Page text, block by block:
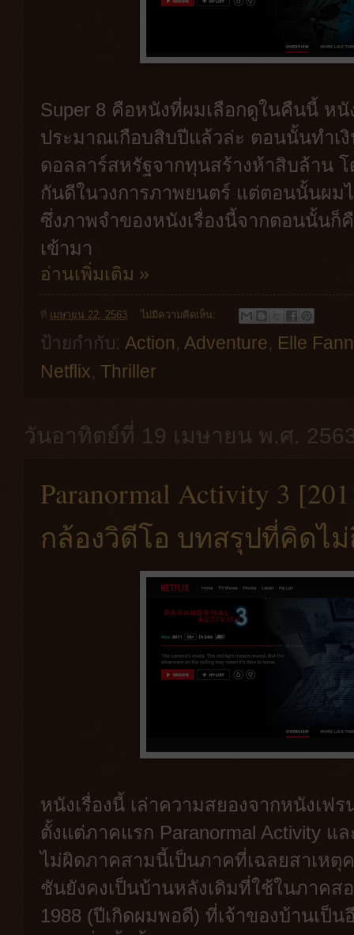
Super 8 คือหนังที่ผมเลือกดูในคืนนี้ หนั
ประมาณเกือบสิบปีแล้วล่ะ ตอนนั้นทำเ
ดอลลาร์สหรัฐจากทุนสร้างห้าสิบล้าน
กันดีในวงการภาพยนตร์ แต่ตอนนั้นผม
ซึ่งภาพจำของหนังเรื่องนี้จากตอนนั้นก็
เข้ามา
อ่านเพิ่มเติม »
ที่ เมษายน 22, 2563 ไม่มีความคิดเห็น:
ป้ายกำกับ: Action, Adventure, Elle
Netflix, Thriller
วันอาทิตย์ที่ 19 เมษายน พ.ศ.
Paranormal Activity 3
กล้องวิดีโอ บทสรุปที่คิดไม่
หนังเรื่องนี้ เล่าความสยองจากหนังเฟ
ตั้งแต่ภาคแรก Paranormal Activity แ
ไม่ผิดภาคสามนี้เป็นภาคที่เฉลยสาเห
ชันยังคงเป็นบ้านหลังเดิมที่ใช้ในภาคส
1988 (ปีเกิดผมพอดี) ที่เจ้าของบ้านเป็